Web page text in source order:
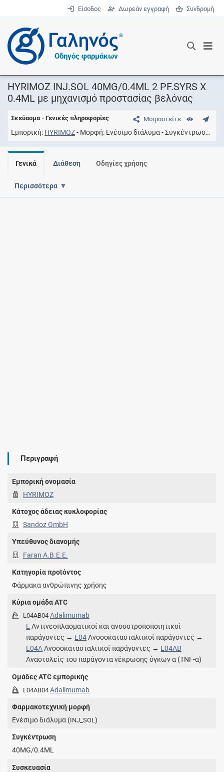
Είσοδος Δωρεάν εγγραφή Συνδρομή
®
Οδηγός φαρμάκων
HYRIMOZ INJ.SOL 40MG/0.4ML 2 PF.SYRS X
0.4ML με μηχανισμό προστασίας βελόνας
Μοιραστείτε
Σκεύασμα - Γενικές πληροφορίες
Εμπορική HYRIMOZ Μορφή Ενέσιμο διάλυμα Συγκέντρωση
Γενικά Διάθεση Οδηγίες χρήσης
Περισσότερα
Περιγραφή
Εμπορική ονομασία
HYRIMOZ
Κάτοχος άδειας κυκλοφορίας
Sandoz GmbH
Υπεύθυνος διανομής
Faran Α.Β.Ε.Ε.
Κατηγορία προϊόντος
Φάρμακα ανθρώπινης χρήσης
Κύρια ομάδα ATC
L04AB04 Adalimumab
LΑντινεοπλασματικοί και ανοσοτροποποιητικοί
παράγοντες → L04Ανοσοκατασταλτικοί παράγοντες →
L04AΑνοσοκατασταλτικοί παράγοντες → L04AB
Αναστολείς του παράγοντα νέκρωσης όγκων α (TNF-α)
Ομάδες ATC εμπορικής
L04AB04 Adalimumab
Φαρμακοτεχνική μορφή
Ενέσιμο διάλυμα (INJ_SOL)
Συγκέντρωση
40MG/0.4ML
Συσκευασία